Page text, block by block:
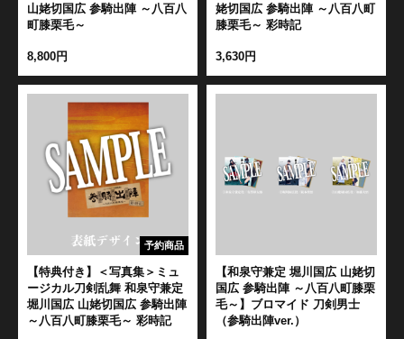
山姥切国広 参騎出陣 ～八百八
町膝栗毛～
8,800円
姥切国広 参騎出陣 ～八百八町
膝栗毛～ 彩時記
3,630円
予約商品
【特典付き】＜写真集＞ミュ
ージカル刀剣乱舞 和泉守兼定
堀川国広 山姥切国広 参騎出陣
～八百八町膝栗毛～ 彩時記
【和泉守兼定 堀川国広 山姥切
国広 参騎出陣 ～八百八町膝栗
毛～】ブロマイド 刀剣男士
（参騎出陣ver.）